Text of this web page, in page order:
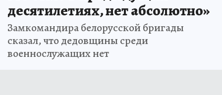
десятилетиях, нет абсолютно»
Замкомандира белорусской бригады
сказал, что дедовщины среди
военнослужащих нет